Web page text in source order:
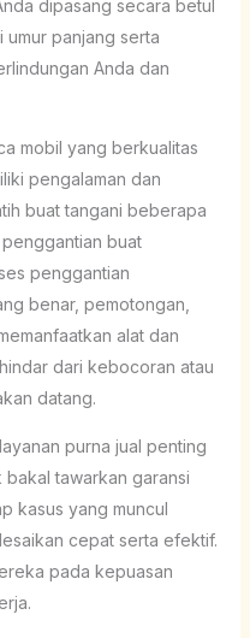
dipasang secara betul
umur panjang serta
Anda dan
mobil yang berkualitas
pengalaman dan
buat tangani beberapa
buat
penggantian
benar, pemotongan,
alat dan
dari kebocoran atau
datang.
purna jual penting
tawarkan garansi
kasus yang muncul
cepat serta efektif.
pada kepuasan